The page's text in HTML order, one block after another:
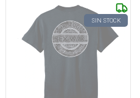
SIN STOCK